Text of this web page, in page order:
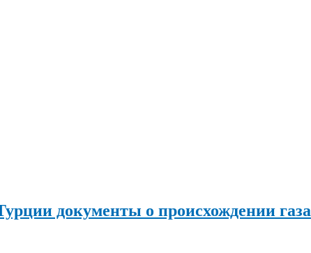
документы о происхождении газа